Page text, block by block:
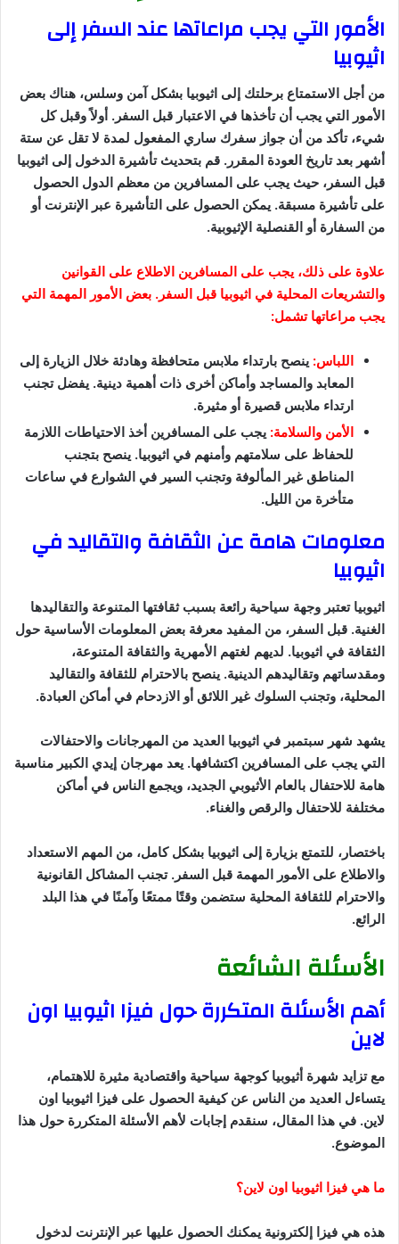
الأمور التي يجب مراعاتها عند السفر إلى
اثيوبيا
من أجل الاستمتاع برحلتك إلى اثيوبيا بشكل آمن وسلس، هناك بعض
الأمور التي يجب أن تأخذها في الاعتبار قبل السفر. أولاً وقبل كل
شيء، تأكد من أن جواز سفرك ساري المفعول لمدة لا تقل عن ستة
أشهر بعد تاريخ العودة المقرر. قم بتحديث تأشيرة الدخول إلى اثيوبيا
قبل السفر، حيث يجب على المسافرين من معظم الدول الحصول
على تأشيرة مسبقة. يمكن الحصول على التأشيرة عبر الإنترنت أو
من السفارة أو القنصلية الإثيوبية.
علاوة على ذلك، يجب على المسافرين الاطلاع على القوانين
والتشريعات المحلية في اثيوبيا قبل السفر. بعض الأمور المهمة التي
يجب مراعاتها تشمل:
اللباس: ينصح بارتداء ملابس متحافظة وهادئة خلال الزيارة إلى
المعابد والمساجد وأماكن أخرى ذات أهمية دينية. يفضل تجنب
ارتداء ملابس قصيرة أو مثيرة.
الأمن والسلامة: يجب على المسافرين أخذ الاحتياطات اللازمة
للحفاظ على سلامتهم وأمنهم في اثيوبيا. ينصح بتجنب
المناطق غير المألوفة وتجنب السير في الشوارع في ساعات
متأخرة من الليل.
معلومات هامة عن الثقافة والتقاليد في
اثيوبيا
اثيوبيا تعتبر وجهة سياحية رائعة بسبب ثقافتها المتنوعة والتقاليدها
الغنية. قبل السفر، من المفيد معرفة بعض المعلومات الأساسية حول
الثقافة في اثيوبيا. لديهم لغتهم الأمهرية والثقافة المتنوعة،
ومقدساتهم وتقاليدهم الدينية. ينصح بالاحترام للثقافة والتقاليد
المحلية، وتجنب السلوك غير اللائق أو الازدحام في أماكن العبادة.
يشهد شهر سبتمبر في اثيوبيا العديد من المهرجانات والاحتفالات
التي يجب على المسافرين اكتشافها. يعد مهرجان إيدي الكبير مناسبة
هامة للاحتفال بالعام الأثيوبي الجديد، ويجمع الناس في أماكن
مختلفة للاحتفال والرقص والغناء.
باختصار، للتمتع بزيارة إلى اثيوبيا بشكل كامل، من المهم الاستعداد
والاطلاع على الأمور المهمة قبل السفر. تجنب المشاكل القانونية
والاحترام للثقافة المحلية ستضمن وقتًا ممتعًا وآمنًا في هذا البلد
الرائع.
الأسئلة الشائعة
أهم الأسئلة المتكررة حول فيزا اثيوبيا اون
لاين
مع تزايد شهرة أثيوبيا كوجهة سياحية واقتصادية مثيرة للاهتمام،
يتساءل العديد من الناس عن كيفية الحصول على فيزا اثيوبيا اون
لاين. في هذا المقال، سنقدم إجابات لأهم الأسئلة المتكررة حول هذا
الموضوع.
ما هي فيزا اثيوبيا اون لاين؟
هذه هي فيزا إلكترونية يمكنك الحصول عليها عبر الإنترنت لدخول